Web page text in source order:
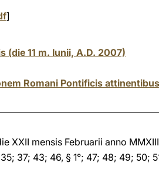
]
(die 11 m. Iunii, A.D. 2007)
Romani Pontificis
XXII mensis Februarii anno
37; 43; 46, § 1°; 47; 48; 49; 50;